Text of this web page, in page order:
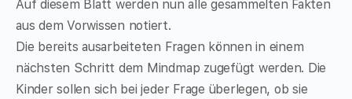
Auf diesem Blatt werden nun alle gesammelten Fakten
aus dem Vorwissen notiert.
Die bereits ausarbeiteten Fragen können in einem
nächsten Schritt dem Mindmap zugefügt werden. Die
Kinder sollen sich bei jeder Frage überlegen, ob sie